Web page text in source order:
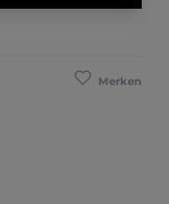
Merken
/ Sofort)